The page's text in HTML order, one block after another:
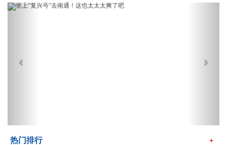
Previous
热门排行 ＋